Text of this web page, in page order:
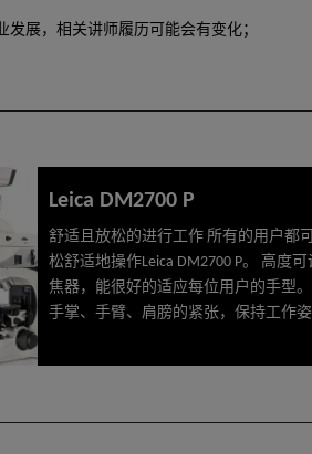
展，相关讲师履历可能会有变化；
Leica DM2700 P
舒适且放松的进行工作 所有的用户都
松舒适地操作Leica DM2700 P。 高度
焦器，能很好的适应每位用户的手型
手掌、手臂、肩膀的紧张，保持工作